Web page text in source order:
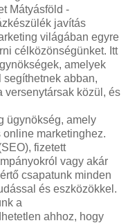
Mátyásföld -
javítás
világában egyre
célközönségünket. Itt
amelyek
abban,
versenytársak közül, és
ügynökség, amely
marketinghez.
fizetett
vagy akár
csapatunk minden
és eszközökkel.
a
ahhoz, hogy